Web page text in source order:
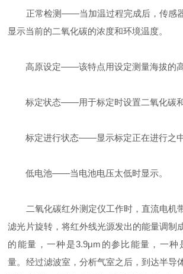
正常检测——当加温过程完成后，传感器
显示当前的二氧化碳的浓度和环境温度。
高原设定——该特点用设定测量海拔的高
标定状态——用于标定时设置二氧化碳和
标定进行状态——显示标定正在进行之中
低电池——当电池电压太低时显示。
二氧化碳红外测定仪工作时，直流电机
滤光片旋转，将红外线光源发出的能量调制
的能量，一种是3.9μm的参比能量，一种
量。经过滤波室，分析气室之后，到达半导